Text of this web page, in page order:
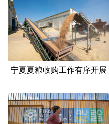
多语种频道
English Español
Русский язык
Deutsch Português
宁夏夏粮收购工作有序开展